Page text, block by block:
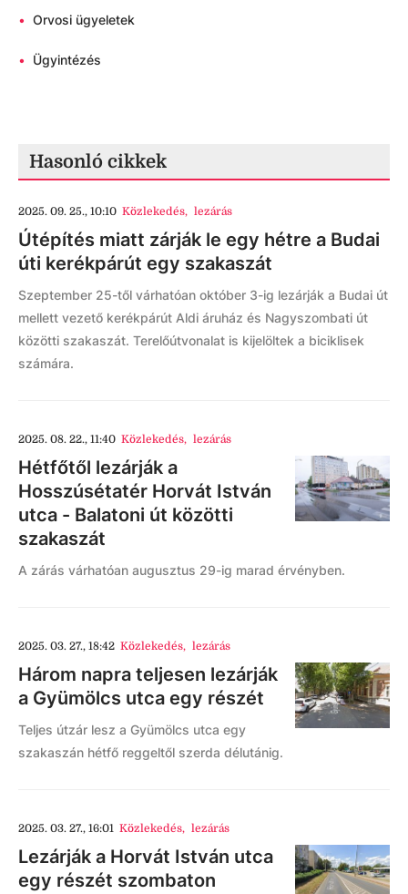
• Orvosi ügyeletek
• Ügyintézés
Hasonló cikkek
2025. 09. 25., 10:10 Közlekedés, lezárás
Útépítés miatt zárják le egy hétre a Budai
úti kerékpárút egy szakaszát
Szeptember 25-től várhatóan október 3-ig lezárják a Budai út
mellett vezető kerékpárút Aldi áruház és Nagyszombati út
közötti szakaszát. Terelőútvonalat is kijelöltek a biciklisek
számára.
2025. 08. 22., 11:40 Közlekedés, lezárás
Hétfőtől lezárják a
Hosszúsétatér Horvát István
utca - Balatoni út közötti
szakaszát
A zárás várhatóan augusztus 29-ig marad érvényben.
2025. 03. 27., 18:42 Közlekedés, lezárás
Három napra teljesen lezárják
a Gyümölcs utca egy részét
Teljes útzár lesz a Gyümölcs utca egy
szakaszán hétfő reggeltől szerda délutánig.
2025. 03. 27., 16:01 Közlekedés, lezárás
Lezárják a Horvát István utca
egy részét szombaton